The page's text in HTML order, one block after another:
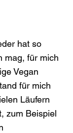
hat so
mag, für mich
Vegan
für mich
Läufern
zum Beispiel